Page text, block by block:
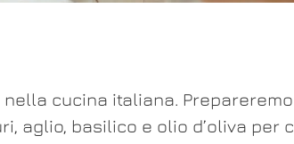
cucina italiana.
aglio, basilico e olio d’oliva per